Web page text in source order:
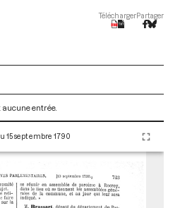
TéléchargerPartager
entrée.
15 septembre 1790